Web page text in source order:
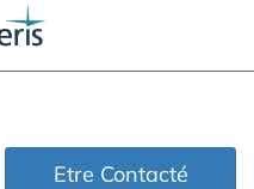
Etre Contacté